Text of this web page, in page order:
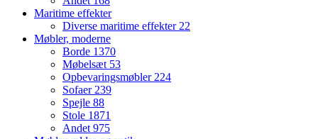
Maritime effekter
Diverse maritime effekter 22
Møbler, moderne
Borde 1370
Møbelsæt 53
Opbevaringsmøbler 224
Sofaer 239
Spejle 88
Stole 1871
Andet 975